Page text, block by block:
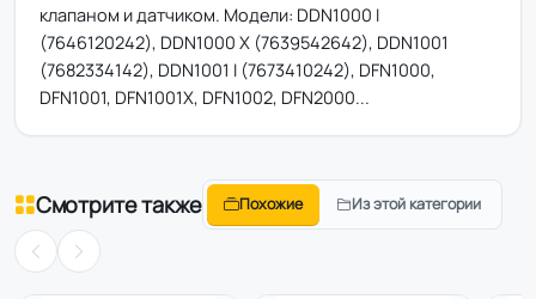
клапаном и датчиком. Модели: DDN1000 I
(7646120242), DDN1000 X (7639542642), DDN1001
(7682334142), DDN1001 I (7673410242), DFN1000,
DFN1001, DFN1001X, DFN1002, DFN2000...
Смотрите также Похожие Из этой категории